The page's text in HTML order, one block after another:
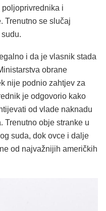
i
Trenutno se slučaj
i da je vlasnik stada
obrane
nije podnio zahtjev za
je odgovorio kako
od vlade naknadu
Trenutno obje stranke u
suda, dok ovce i dalje
od najvažnijih američkih